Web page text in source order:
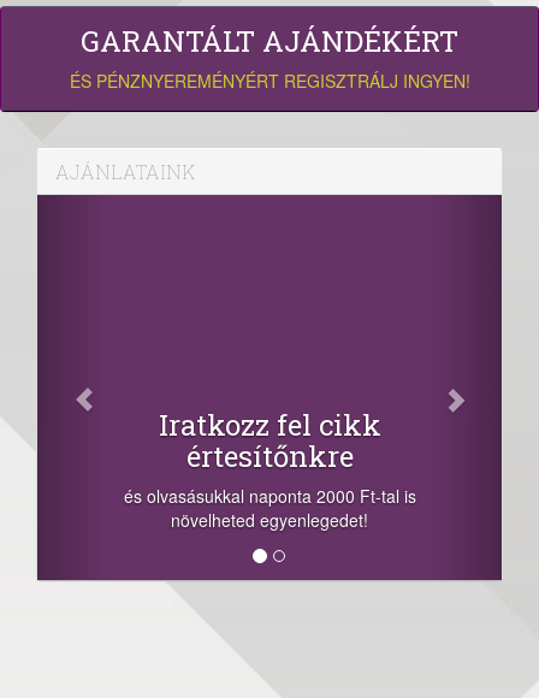
GARANTÁLT AJÁNDÉKÉRT
ÉS PÉNZNYEREMÉNYÉRT REGISZTRÁLJ INGYEN!
AJÁNLATAINK
Iratkozz fel cikk
értesítőnkre
és olvasásukkal naponta 2000 Ft-tal is
növelheted egyenlegedet!